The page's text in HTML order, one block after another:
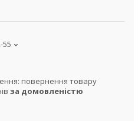
55
повернення товару
за домовленістю